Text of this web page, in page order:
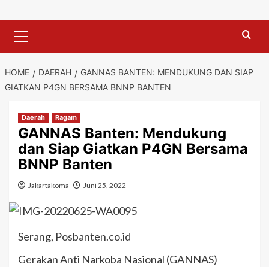
Menu
HOME DAERAH
GANNAS BANTEN: MENDUKUNG DAN SIAP
GIATKAN P4GN BERSAMA BNNP BANTEN
Daerah Ragam
GANNAS Banten: Mendukung
dan Siap Giatkan P4GN Bersama
BNNP Banten
Jakartakoma Juni 25, 2022
Serang, Posbanten.co.id
Gerakan Anti Narkoba Nasional (GANNAS)